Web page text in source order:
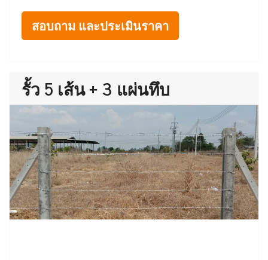
สอบถาม และประเมินราคา
รั้ว 5 เส้น + 3 แผ่นทึบ